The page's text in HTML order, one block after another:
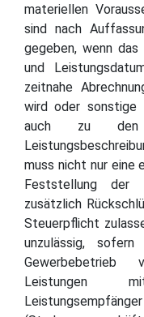
materiellen
sind nach
gegeben, wenn das
und
zeitnahe
wird oder sonstige
auch zu den
muss nicht nur eine
Feststellung der
zusätzlich
Steuerpflicht
unzulässig, sofern
Gewerbebetrieb
Leistungen